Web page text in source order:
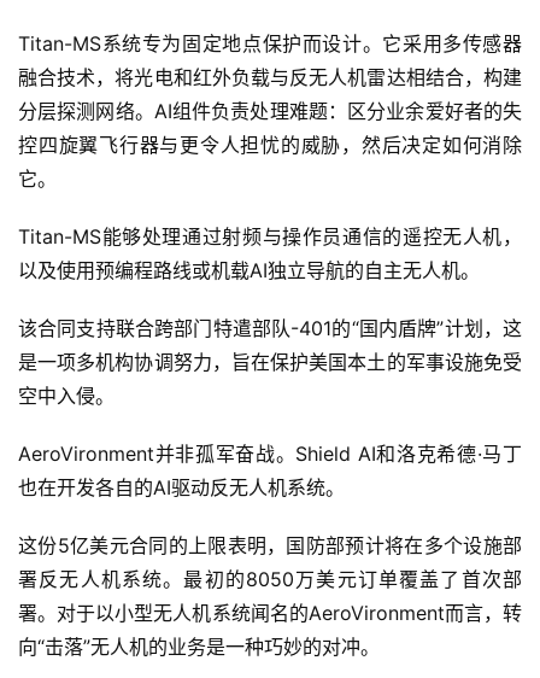
Titan-MS系统专为固定地点保护而设计。它采用多传感器
融合技术，将光电和红外负载与反无人机雷达相结合，构建
分层探测网络。AI组件负责处理难题：区分业余爱好者的失
控四旋翼飞行器与更令人担忧的威胁，然后决定如何消除
它。
Titan-MS能够处理通过射频与操作员通信的遥控无人机，
以及使用预编程路线或机载AI独立导航的自主无人机。
该合同支持联合跨部门特遣部队-401的“国内盾牌”计划，这
是一项多机构协调努力，旨在保护美国本土的军事设施免受
空中入侵。
AeroVironment并非孤军奋战。Shield AI和洛克希德·马丁
也在开发各自的AI驱动反无人机系统。
这份5亿美元合同的上限表明，国防部预计将在多个设施部
署反无人机系统。最初的8050万美元订单覆盖了首次部
署。对于以小型无人机系统闻名的AeroVironment而言，转
向“击落”无人机的业务是一种巧妙的对冲。